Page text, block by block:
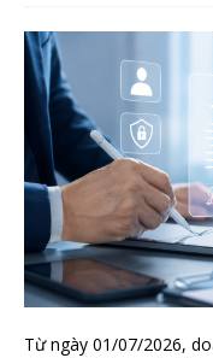
Từ ngày 01/07/2026,